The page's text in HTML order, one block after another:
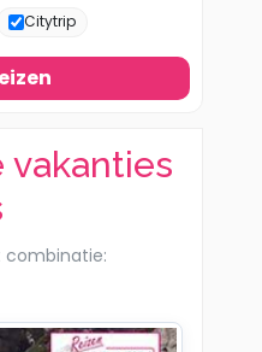
Citytrip
vakanties
combinatie: